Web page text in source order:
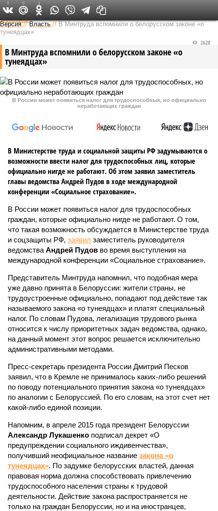
Федеральный выпуск
Версия //Власть //В Минтруда вспомнили о белорусском законе «о
тунеядцах»
В Минтруда вспомнили о белорусском законе «о
тунеядцах»
2628
В России может появиться налог для трудоспособных, но официально
неработающих граждан
В Министерстве труда и социальной защиты РФ задумываются о
возможности ввести налог для трудоспособных лиц, которые
официально нигде не работают. Об этом заявил заместитель
главы ведомства Андрей Пудов в ходе международной
конференции «Социальное страхование».
В России может появиться налог для трудоспособных
граждан, которые официально нигде не работают. О том,
что такая возможность обсуждается в Министерстве труда
и соцзащиты РФ, заявил заместитель руководителя
ведомства Андрей Пудов во время выступления на
международной конференции «Социальное страхование».
Представитель Минтруда напомнил, что подобная мера
уже давно принята в Белоруссии: жители страны, не
трудоустроенные официально, попадают под действие так
называемого закона «о тунеядцах» и платят специальный
налог. По словам Пудова, легализация трудового рынка
относится к числу приоритетных задач ведомства, однако,
на данный момент этот вопрос решается исключительно
административными методами.
Пресс-секретарь президента России Дмитрий Песков
заявил, что в Кремле не принималось каких-либо решений
по поводу потенциального принятия закона «о тунеядцах»
по аналогии с Белоруссией. По его словам, на этот счет нет
какой-либо единой позиции.
Напомним, в апреле 2015 года президент Белоруссии
Александр Лукашенко подписал декрет «О
предупреждении социального иждивенчества»,
получивший неофициальное название закона «о
тунеядцах». По задумке белорусских властей, данная
правовая норма должна способствовать привлечению
трудоспособного населения страны к трудовой
деятельности. Действие закона распространяется не
только на граждан Белоруссии, но и на иностранцев,
0 0 1